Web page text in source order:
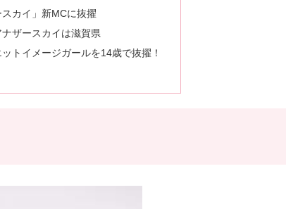
カイ」新MCに抜擢
ザースカイは滋賀県
トイメージガールを14歳で抜擢！